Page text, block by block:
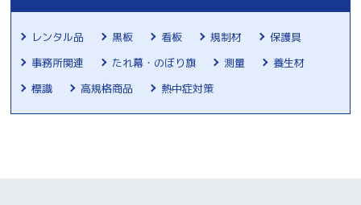
レンタル品 黒板 看板 規制材
保護具
事務所関連
たれ幕・のぼり旗 測量
養生材
標識
高規格商品 熱中症対策